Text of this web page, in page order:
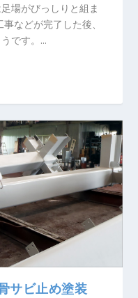
場がびっしりと組ま
などが完了した後、
です。...
サビ止め塗装